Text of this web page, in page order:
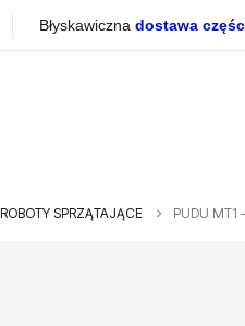
Błyskawiczna dostawa
ROBOTY SPRZĄTAJĄCE PUDU MT1